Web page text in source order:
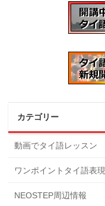
カテゴリー
動画でタイ語レッスン
ワンポイントタイ語表現
NEOSTEP周辺情報